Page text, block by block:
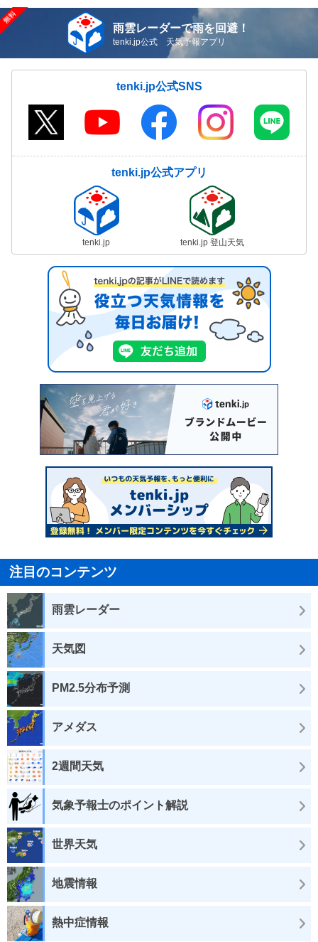
雨雲レーダーで雨を回避！
tenki.jp公式 天気予報アプリ
tenki.jp公式SNS
tenki.jp公式アプリ
tenki.jp tenki.jp 登山天気
注目のコンテンツ
雨雲レーダー
天気図
PM2.5分布予測
アメダス
2週間天気
気象予報士のポイント解説
世界天気
地震情報
熱中症情報